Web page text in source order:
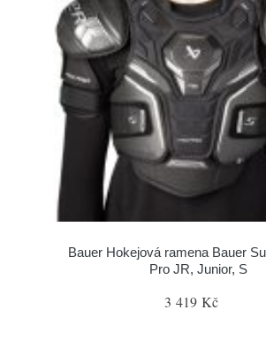
Bauer Hokejová ramena Bauer
Pro JR, Junior, S
3 419 Kč